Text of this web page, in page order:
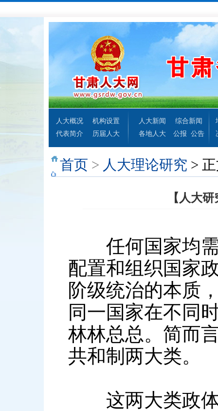
人大概况
机构设置
代表简介
历届人大
人大新闻
综合新闻
各地人大
公报 公告
首页 > 人大理论研究 >
【人大
任何国家均需
配置和组织国家
阶级统治的本质
同一国家在不同
林林总总。简而
共和制两大类。
这两大类政体